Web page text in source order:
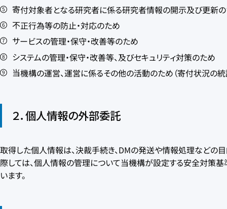
寄付対象者となる研究者に係る研究者情報の開示及び更新
不正行為等の防止・対応のため
サービスの管理・保守・改善等のため
システムの管理・保守・改善等、及びセキュリティ対策のため
当機構の運営、運営に係るその他の活動のため（寄付状況の
２．個人情報の外部委託
取得した個人情報は、決裁手続き、DMの発送や情報処理などの
際しては、個人情報の管理について当機構が設定する安全対策
います。